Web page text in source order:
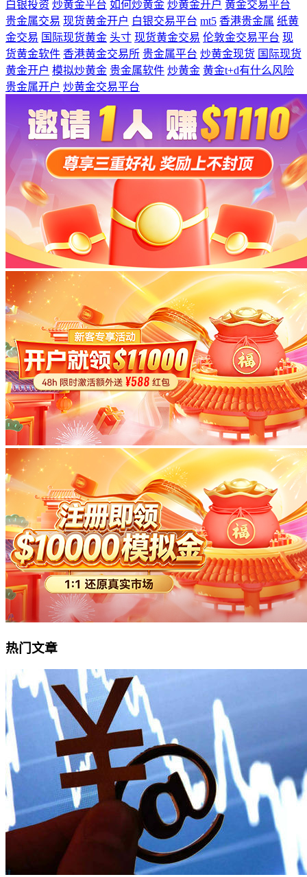
白银投资 炒黄金平台 如何炒黄金 炒黄金开户 黄金交易平台
贵金属交易 现货黄金开户 白银交易平台 mt5 香港贵金属 纸黄
金交易 国际现货黄金 头寸 现货黄金交易 伦敦金交易平台 现
货黄金软件 香港黄金交易所 贵金属平台 炒黄金现货 国际现货
黄金开户 模拟炒黄金 贵金属软件 炒黄金 黄金t+d有什么风险
贵金属开户 炒黄金交易平台
热门文章